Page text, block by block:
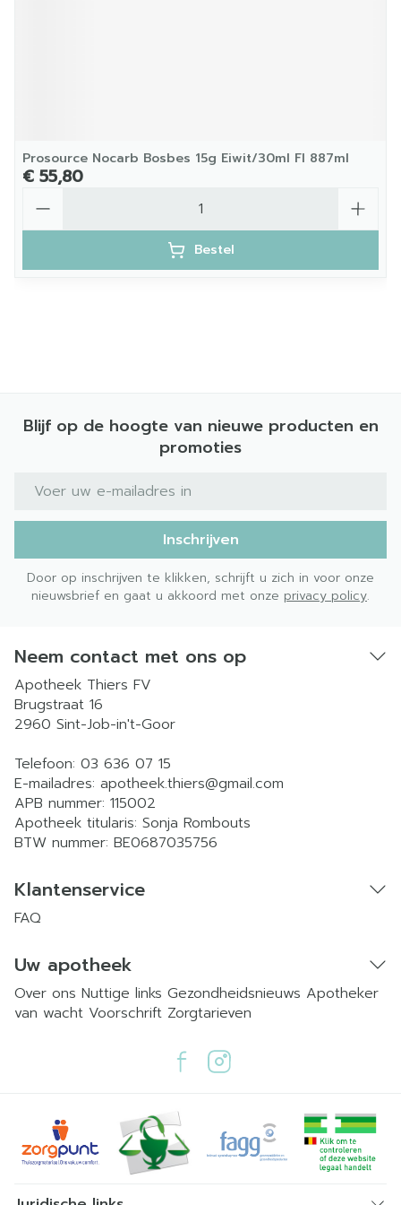
Prosource Nocarb Bosbes 15g Eiwit/30ml Fl 887ml
€ 55,80
Bestel
Blijf op de hoogte van nieuwe producten en
promoties
E-mail adres
Inschrijven
Door op inschrijven te klikken, schrijft u zich in voor onze
nieuwsbrief en gaat u akkoord met onze privacy policy.
Neem contact met ons op
Apotheek Thiers FV
Brugstraat 16
2960 Sint-Job-in't-Goor
Telefoon: 03 636 07 15
E-mailadres: apotheek.thiers@gmail.com
APB nummer: 115002
Apotheek titularis: Sonja Rombouts
BTW nummer: BE0687035756
Klantenservice
FAQ
Uw apotheek
Over ons Nuttige links Gezondheidsnieuws Apotheker
van wacht Voorschrift Zorgtarieven